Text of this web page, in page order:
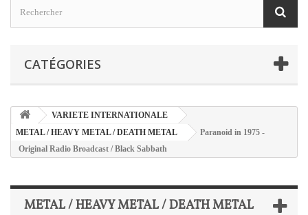
CATÉGORIES
VARIETE INTERNATIONALE
METAL / HEAVY METAL / DEATH METAL
Paranoid in 1975 -
Original Radio Broadcast / Black Sabbath
METAL / HEAVY METAL / DEATH METAL